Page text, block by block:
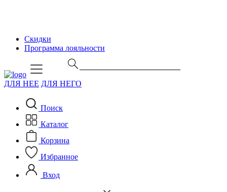
Скидки
Программа лояльности
ДЛЯ НЕЕ ДЛЯ НЕГО
Поиск
Каталог
Корзина
Избранное
Вход